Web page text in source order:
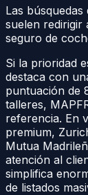
Las
suelen redirigir
seguro de
Si la prioridad
destaca con
puntuación de
talleres,
referencia. En
premium,
Mutua
atención al
simplifica
de listados